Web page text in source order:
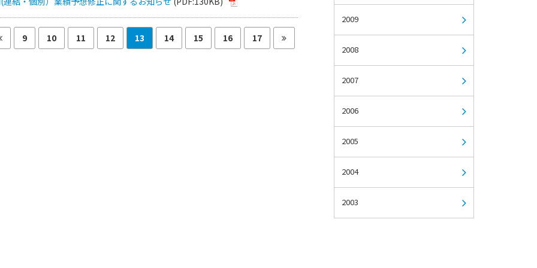
9 10 11 12 13 14 15 16 17
2009
2008
2007
2006
2005
2004
2003